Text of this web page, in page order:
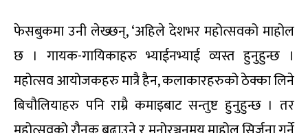
फेसबुकमा उनी लेख्छन्, ‘अहिले देशभर महोत्सवको माहोल
छ । गायक-गायिकाहरु भ्याईनभ्याई व्यस्त हुनुहुन्छ ।
महोत्सव आयोजकहरु मात्रै हैन, कलाकारहरुको ठेक्का लिने
बिचौलियाहरु पनि राम्रै कमाइबाट सन्तुष्ट हुनुहुन्छ । तर